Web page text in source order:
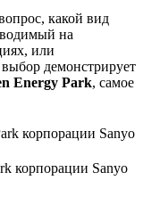
какой вид
на
или
демонстрирует
Energy Park, самое
корпорации Sanyo